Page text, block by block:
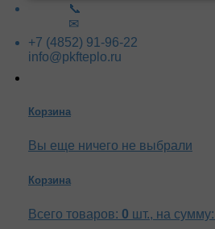
📞
✉
+7 (4852) 91-96-22
info@pkfteplo.ru
Корзина
Вы еще ничего не выбрали
Корзина
Всего товаров: 0 шт., на сумму: